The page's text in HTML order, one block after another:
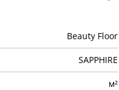
Beauty Floor
SAPPHIRE
м²